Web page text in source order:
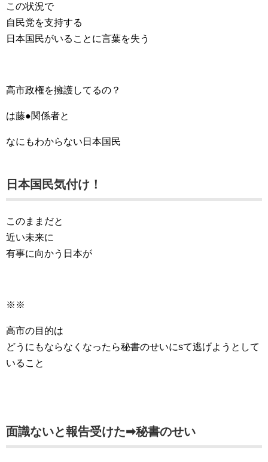
この状況で
自民党を支持する
日本国民がいることに言葉を失う
高市政権を擁護してるの？
は藤●関係者と
なにもわからない日本国民
日本国民気付け！
このままだと
近い未来に
有事に向かう日本が
※※
高市の目的は
どうにもならなくなったら秘書のせいにsて逃げようとして
いること
面識ないと報告受けた➡秘書のせい